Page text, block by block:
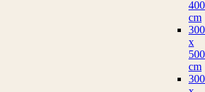
400
cm
300
x
500
cm
300